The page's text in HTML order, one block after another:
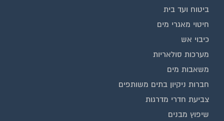
ביטוח ועד בית
חיטוי מאגרי מים
כיבוי אש
מערכות סולאריות
משאבות מים
חברות ניקיון בתים משותפים
צביעת חדרי מדרגות
שיפוץ מבנים